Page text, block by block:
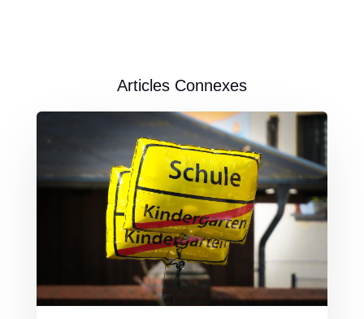
Articles Connexes